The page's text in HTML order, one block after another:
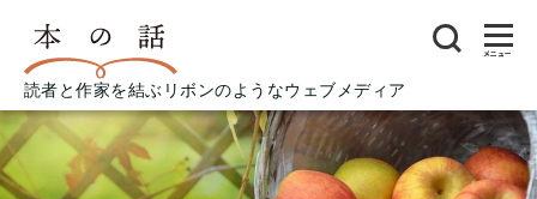
読者と作家を結ぶリボンのようなウェブメディア
メニュー